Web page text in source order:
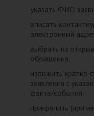
указать ФИО
вписать
электронный
выбрать из
обращения;
изложить кратко
заявления с
факта/события;
прикрепить (при